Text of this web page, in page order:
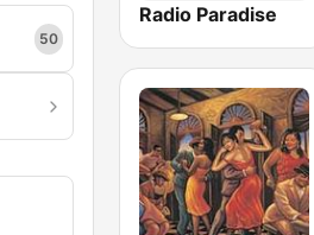
50
Radio Paradise